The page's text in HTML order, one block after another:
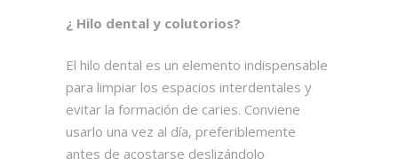
¿ Hilo dental y colutorios?
El hilo dental es un elemento indispensable
para limpiar los espacios interdentales y
evitar la formación de caries. Conviene
usarlo una vez al día, preferiblemente
antes de acostarse deslizándolo